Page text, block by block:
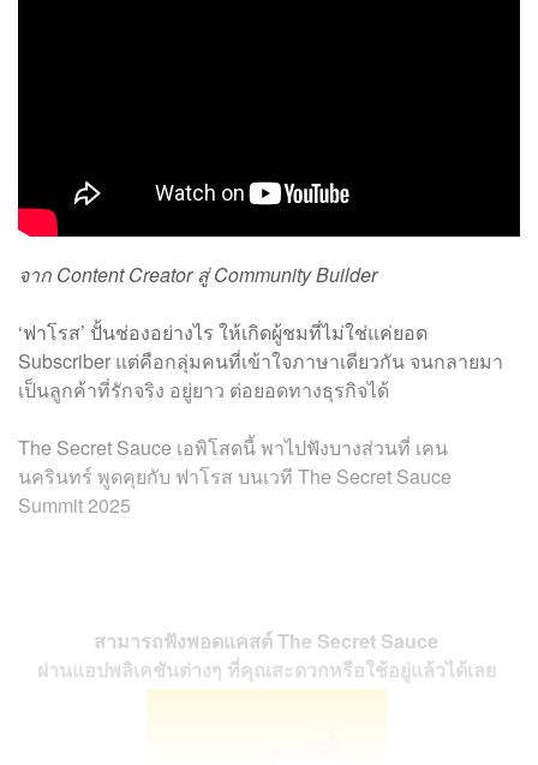
จาก Content Creator สู่ Community Builder
‘ฟาโรส’ ปั้นช่องอย่างไร ให้เกิดผู้ชมที่ไม่ใช่แค่ยอด
Subscriber แต่คือกลุ่มคนที่เข้าใจภาษาเดียวกัน จนกลายมา
เป็นลูกค้าที่รักจริง อยู่ยาว ต่อยอดทางธุรกิจได้
The Secret Sauce เอพิโสดนี้ พาไปฟังบางส่วนที่ เคน
นครินทร์ พูดคุยกับ ฟาโรส บนเวที The Secret Sauce
Summit 2025
สามารถฟังพอดแคสต์ The Secret Sauce
ผ่านแอปพลิเคชันต่างๆ ที่คุณสะดวกหรือใช้อยู่แล้วได้เลย